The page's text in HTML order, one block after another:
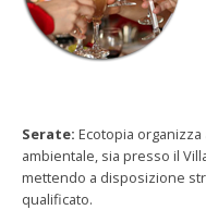
Serate: Ecotopia
ambientale, sia presso il
mettendo a disposizione
qualificato.